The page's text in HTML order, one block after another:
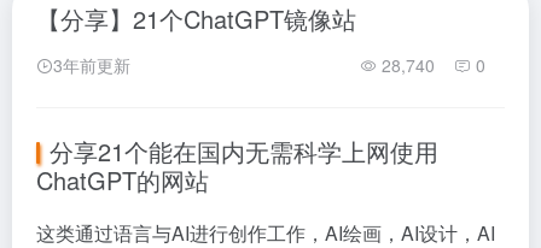
【分享】21个ChatGPT镜像站
3年前更新 28,740 0
分享21个能在国内无需科学上网使用
ChatGPT的网站
这类通过语言与AI进行创作工作，AI绘画，AI设计，AI